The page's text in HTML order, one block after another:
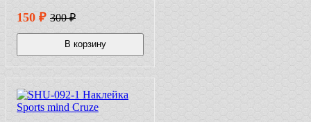
150 ₽ 300₽
В корзину